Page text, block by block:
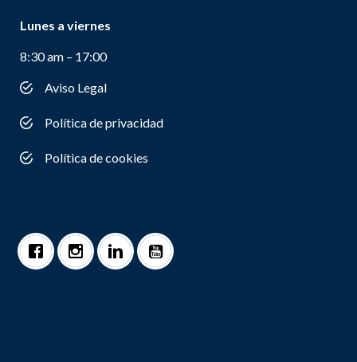
Lunes a viernes
8:30 am – 17:00
Aviso Legal
Política de privacidad
Política de cookies